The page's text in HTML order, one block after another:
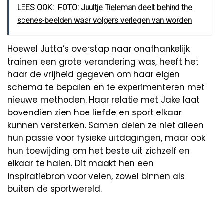
LEES OOK: FOTO: Juultje Tieleman deelt behind the
scenes-beelden waar volgers verlegen van worden
Hoewel Jutta’s overstap naar onafhankelijk
trainen een grote verandering was, heeft het
haar de vrijheid gegeven om haar eigen
schema te bepalen en te experimenteren met
nieuwe methoden. Haar relatie met Jake laat
bovendien zien hoe liefde en sport elkaar
kunnen versterken. Samen delen ze niet alleen
hun passie voor fysieke uitdagingen, maar ook
hun toewijding om het beste uit zichzelf en
elkaar te halen. Dit maakt hen een
inspiratiebron voor velen, zowel binnen als
buiten de sportwereld.